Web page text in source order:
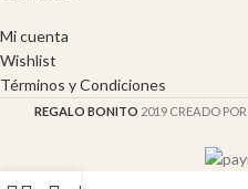
Mi cuenta
Wishlist
Términos y Condiciones
REGALO BONITO 2019 CREADO POR